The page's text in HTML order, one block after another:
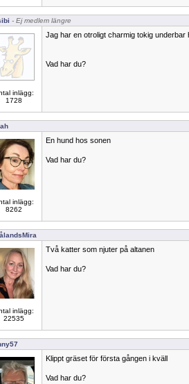
- Ej medlem längre
inlägg:
1728
Jag har en otroligt charmig tokig underbar
Vad har du?
inlägg:
8262
En hund hos sonen
Vad har du?
inlägg:
22535
Två katter som njuter på altanen
Vad har du?
Klippt gräset för första gången i kväll
Vad har du?